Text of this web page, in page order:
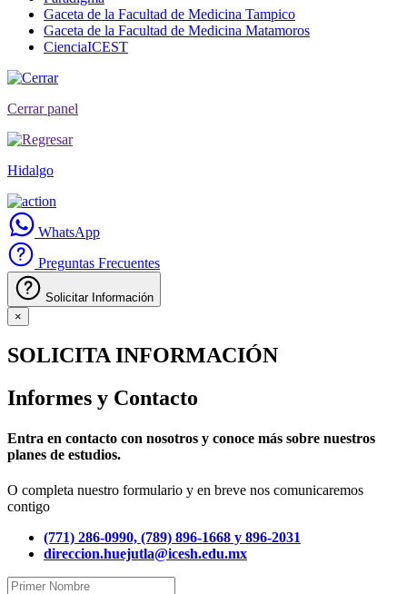
Gaceta de la Facultad de Medicina Tampico
Gaceta de la Facultad de Medicina Matamoros
CienciaICEST
Cerrar panel
Hidalgo
WhatsApp
Preguntas Frecuentes
Solicitar Información
×
SOLICITA INFORMACIÓN
Informes y Contacto
Entra en contacto con nosotros y conoce más sobre nuestros
planes de estudios.
O completa nuestro formulario y en breve nos comunicaremos
contigo
(771) 286-0990, (789) 896-1668 y 896-2031
direccion.huejutla@icesh.edu.mx